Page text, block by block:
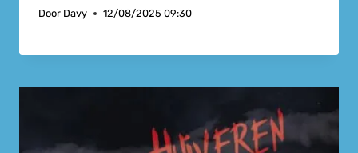
Door Davy 12/08/2025 09:30